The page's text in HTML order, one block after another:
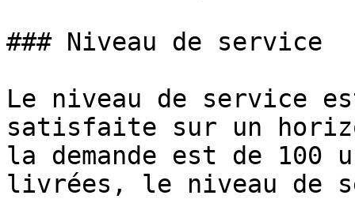
### Niveau de service
Le niveau de service
satisfaite sur un
la demande est de
livrées, le niveau de